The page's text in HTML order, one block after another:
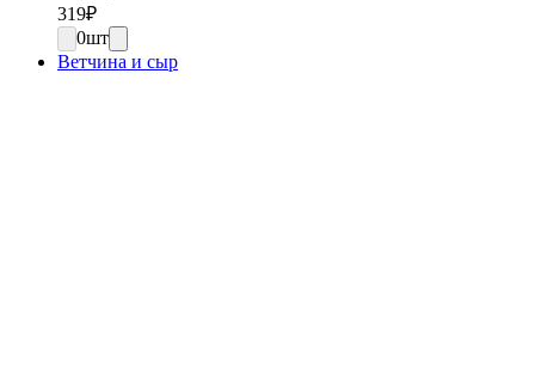
319₽
0шт
Ветчина и сыр